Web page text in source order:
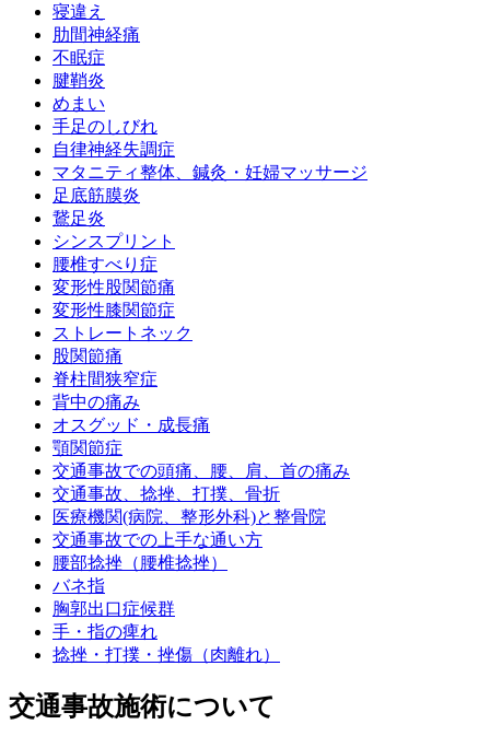
寝違え
肋間神経痛
不眠症
腱鞘炎
めまい
手足のしびれ
自律神経失調症
マタニティ整体、鍼灸・妊婦マッサージ
足底筋膜炎
鵞足炎
シンスプリント
腰椎すべり症
変形性股関節痛
変形性膝関節症
ストレートネック
股関節痛
脊柱間狭窄症
背中の痛み
オスグッド・成長痛
顎関節症
交通事故での頭痛、腰、肩、首の痛み
交通事故、捻挫、打撲、骨折
医療機関(病院、整形外科)と整骨院
交通事故での上手な通い方
腰部捻挫（腰椎捻挫）
バネ指
胸郭出口症候群
手・指の痺れ
捻挫・打撲・挫傷（肉離れ）
交通事故施術について